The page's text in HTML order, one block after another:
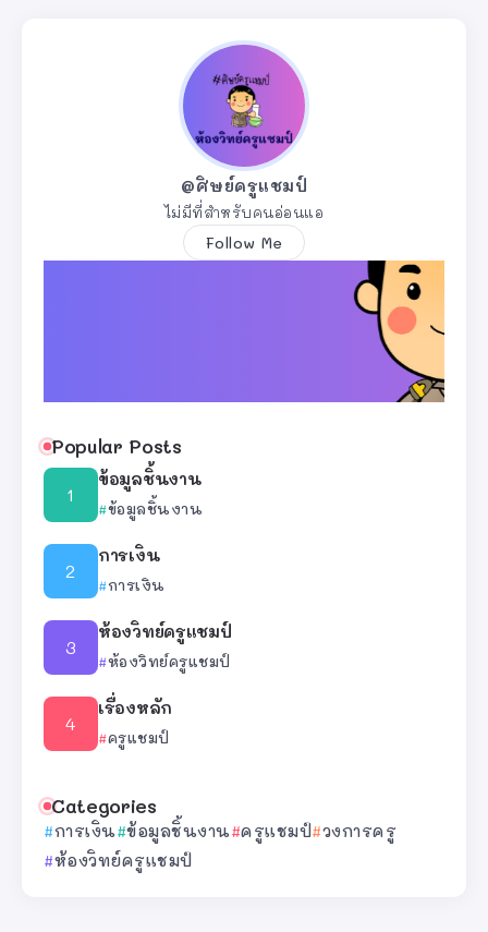
@ศิษย์ครูแชมป์
ไม่มีที่สำหรับคนอ่อนแอ
Follow Me
Popular Posts
ข้อมูลชิ้นงาน
ข้อมูลชิ้นงาน
การเงิน
การเงิน
ห้องวิทย์ครูแชมป์
ห้องวิทย์ครูแชมป์
เรื่องหลัก
ครูแชมป์
Categories
การเงิน ข้อมูลชิ้นงาน ครูแชมป์ วงการครู
ห้องวิทย์ครูแชมป์